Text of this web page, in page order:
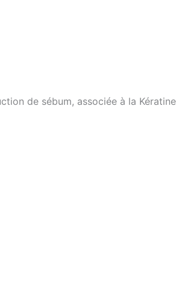
de sébum, associée à la Kératine